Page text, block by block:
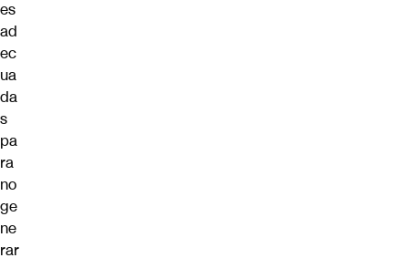
es
ad
ec
ua
da
s
pa
ra
no
ge
ne
rar